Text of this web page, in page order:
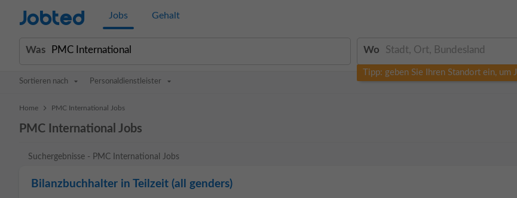
Jobted Jobs Gehalt
Was Wo
Tipp: geben Sie Ihren Standort ein, um
Sortieren nach Personaldienstleister
Home > PMC International Jobs
PMC International Jobs
Suchergebnisse - PMC International Jobs
Bilanzbuchhalter in Teilzeit (all genders)